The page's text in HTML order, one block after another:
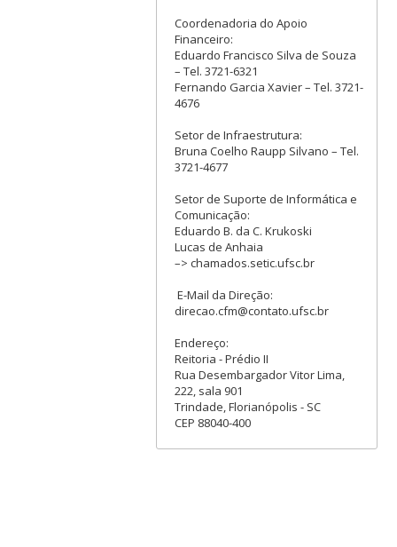
Coordenadoria do Apoio
Financeiro:
Eduardo Francisco Silva de Souza
– Tel. 3721-6321
Fernando Garcia Xavier – Tel. 3721-
4676
Setor de Infraestrutura:
Bruna Coelho Raupp Silvano – Tel.
3721-4677
Setor de Suporte de Informática e
Comunicação:
Eduardo B. da C. Krukoski
Lucas de Anhaia
–> chamados.setic.ufsc.br
E-Mail da Direção:
direcao.cfm@contato.ufsc.br
Endereço:
Reitoria - Prédio II
Rua Desembargador Vitor Lima,
222, sala 901
Trindade, Florianópolis - SC
CEP 88040-400